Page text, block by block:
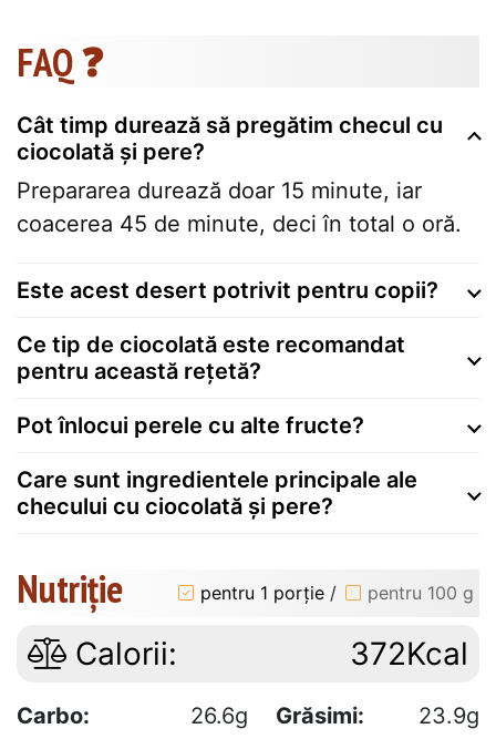
FAQ ❓
Cât timp durează să pregătim checul cu
ciocolată și pere?
Prepararea durează doar 15 minute, iar
coacerea 45 de minute, deci în total o oră.
Este acest desert potrivit pentru copii?
Ce tip de ciocolată este recomandat
pentru această rețetă?
Pot înlocui perele cu alte fructe?
Care sunt ingredientele principale ale
checului cu ciocolată și pere?
Nutriție pentru 1 porție / pentru 100 g
Calorii: 372Kcal
Carbo: 26.6g Grăsimi:
23.9g